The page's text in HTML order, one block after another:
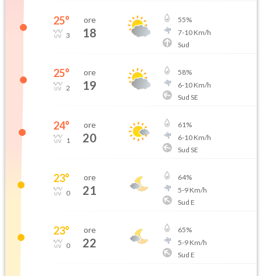
25°
3
ore
18
55%
7-10Km/h
Sud
25°
2
ore
19
58%
6-10Km/h
Sud SE
24°
1
ore
20
61%
6-10Km/h
Sud SE
23°
0
ore
21
64%
5-9Km/h
Sud E
23°
0
ore
22
65%
5-9Km/h
Sud E